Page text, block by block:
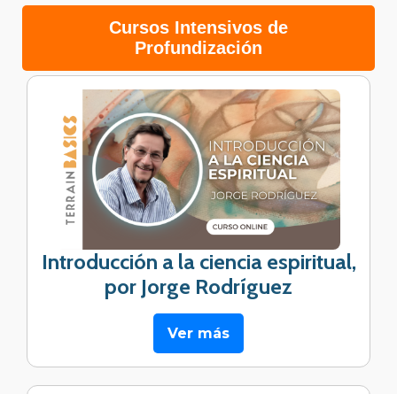
Cursos Intensivos de
Profundización
Introducción a la ciencia espiritual,
por Jorge Rodríguez
Ver más